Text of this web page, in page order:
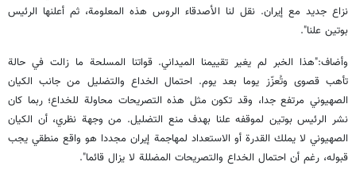
نزاع جديد مع إيران. نقل لنا الأصدقاء الروس هذه المعلومة، ثم أعلنها الرئيس
بوتين علنا".
وأضاف:"هذا الخبر لم يغير تقييمنا الميداني. قواتنا المسلحة ما زالت في حالة
تأهب قصوى وتُعزّز يوما بعد يوم. احتمال الخداع والتضليل من جانب الكيان
الصهيوني مرتفع جدا، وقد تكون مثل هذه التصريحات محاولة للخداع؛ ربما كان
نشر الرئيس بوتين لموقفه علنا بهدف منع التضليل. من وجهة نظري، أن الكيان
الصهيوني لا يملك القدرة أو الاستعداد لمهاجمة إيران مجددا هو واقع منطقي يجب
قبوله، رغم أن احتمال الخداع والتصريحات المضللة لا يزال قائما".